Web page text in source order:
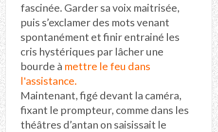
fascinée. Garder sa voix maitrisée,
puis s’exclamer des mots venant
spontanément et finir entrainé les
cris hystériques par lâcher une
bourde à mettre le feu dans
l'assistance.
Maintenant, figé devant la caméra,
fixant le prompteur, comme dans les
théâtres d’antan on saisissait le